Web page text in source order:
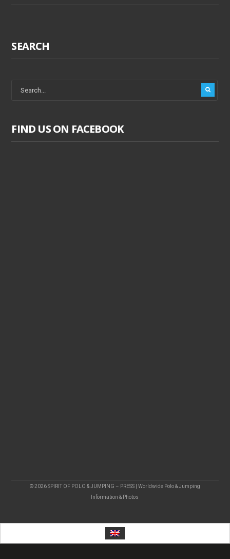
SEARCH
FIND US ON FACEBOOK
© 2026 SPIRIT OF POLO & JUMPING – PRESS | Worldwide Polo & Jumping
Information & Photos